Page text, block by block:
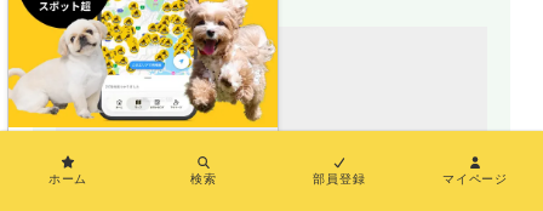
ホーム 検索 部員登録 マイページ